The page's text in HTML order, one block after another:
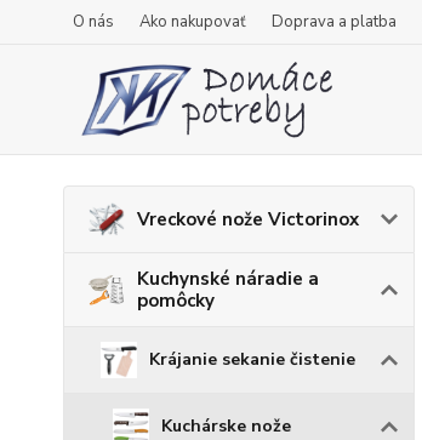
O nás Ako nakupovať Doprava a platba
Vreckové nože Victorinox
Kuchynské náradie a
pomôcky
Krájanie sekanie čistenie
Kuchárske nože